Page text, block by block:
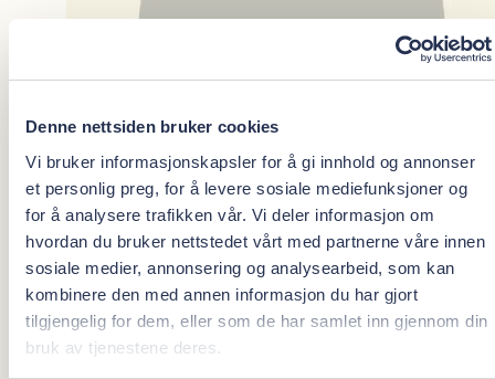
Denne nettsiden bruker cookies
Vi bruker informasjonskapsler for å gi innhold og annonser
et personlig preg, for å levere sosiale mediefunksjoner og
for å analysere trafikken vår. Vi deler informasjon om
hvordan du bruker nettstedet vårt med partnerne våre innen
sosiale medier, annonsering og analysearbeid, som kan
kombinere den med annen informasjon du har gjort
tilgjengelig for dem, eller som de har samlet inn gjennom din
bruk av tjenestene deres.
Sreeram Kumar
Spesialist i kjeveortopedi
Oris Dental Sandvika Storsenter